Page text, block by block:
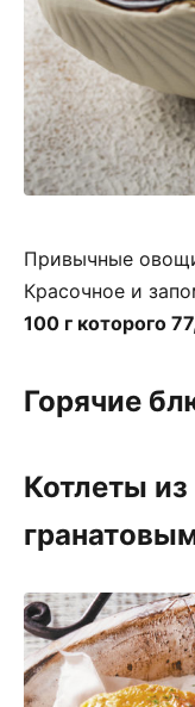
Привычные
Красочное и
100 г которого
Горячие
Котлеты